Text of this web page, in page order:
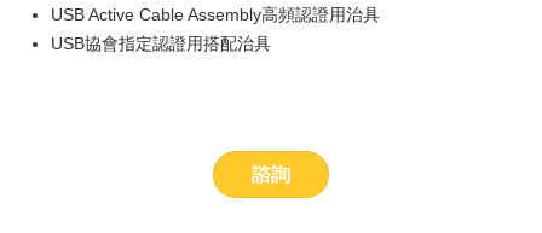
USB Active Cable Assembly高頻認證用治具
USB協會指定認證用搭配治具
諮詢